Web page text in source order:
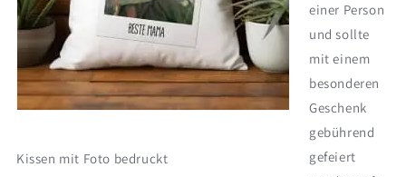
Kissen mit Foto bedruckt
einer Person
und sollte
mit einem
besonderen
Geschenk
gebührend
gefeiert